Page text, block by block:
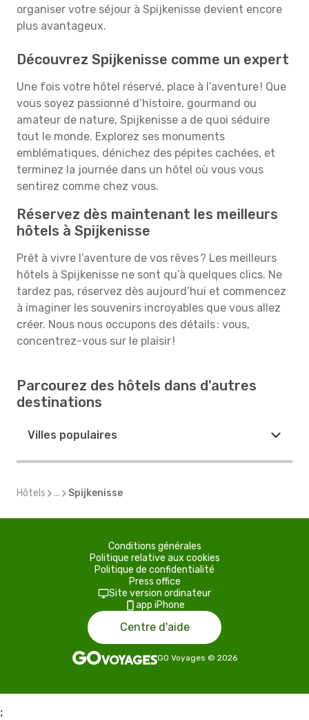
organiser votre séjour à Spijkenisse devient encore
plus avantageux.
Découvrez Spijkenisse comme un expert
Une fois votre hôtel réservé, place à l’aventure ! Que
vous soyez passionné d’histoire, gourmand ou
amateur de nature, Spijkenisse a de quoi séduire
tout le monde. Explorez ses monuments
emblématiques, dénichez des pépites cachées, et
terminez la journée dans un hôtel où vous vous
sentirez comme chez vous.
Réservez dès maintenant les meilleurs
hôtels à Spijkenisse
Prêt à vivre l’aventure de vos rêves ? Les meilleurs
hôtels à Spijkenisse ne sont qu’à quelques clics. Ne
tardez pas, réservez dès aujourd’hui et commencez
à imaginer les souvenirs incroyables que vous allez
créer. Nous nous occupons des détails : vous,
concentrez-vous sur le plaisir !
Parcourez des hôtels dans d'autres
destinations
Villes populaires
Hôtels ... Spijkenisse
Conditions générales
Politique relative aux cookies
Politique de confidentialité
Press office
Site version ordinateur
app iPhone
Centre d'aide
GO Voyages © 2026
;